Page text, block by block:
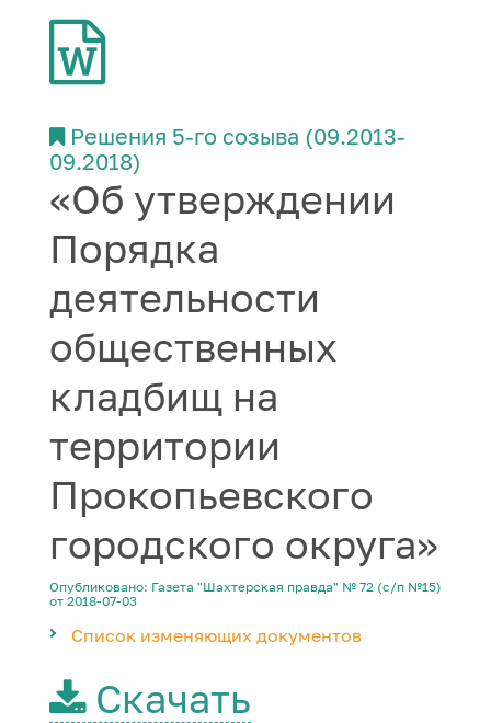
Решения 5-го созыва (09.2013-
09.2018)
«Об утверждении
Порядка
деятельности
общественных
кладбищ на
территории
Прокопьевского
городского округа»
Опубликовано: Газета "Шахтерская правда" № 72 (с/п №15)
от 2018-07-03
Список изменяющих документов
Скачать